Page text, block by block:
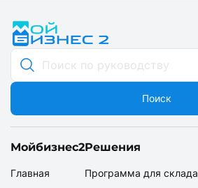
Поиск
Мойбизнес2
Главная
Решения
Программа для склада